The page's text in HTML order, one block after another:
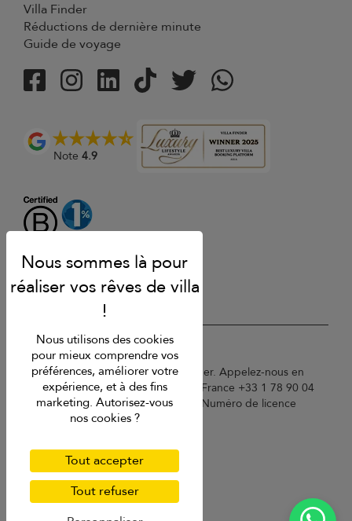
Villa Finder
Réductions de dernière minute
Guide de voyage
Note 4.9
USD $ fr Français
Copyright © 2026 St Barts Villa Finder. Appelez-nous en
Angleterre au +44 2 033 933 883 / France +33 1 78 90 04
96 / Allemagne +49 40 835 09075. Numéro de licence
touristique : TA03414
Politique de confidentialité
Cookies
Plan du site
Nous utilisons des cookies
pour mieux comprendre vos
préférences, améliorer votre
expérience, et à des fins
marketing. Autorisez-vous
nos cookies ?
Tout accepter
Tout refuser